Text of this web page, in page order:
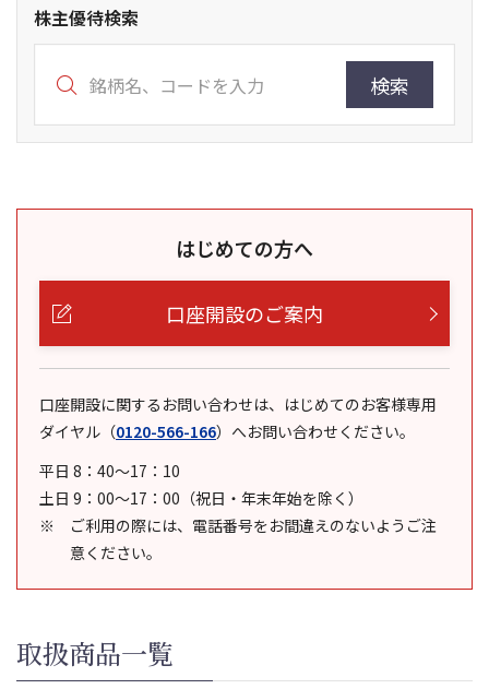
株主優待検索
検索
はじめての方へ
口座開設のご案内
口座開設に関するお問い合わせは、はじめてのお客様専用
ダイヤル （0120-566-166） へお問い合わせください。
平日 8：40～17：10
土日 9：00～17：00（祝日・年末年始を除く）
ご利用の際には、電話番号をお間違えのないようご注
意ください。
取扱商品一覧